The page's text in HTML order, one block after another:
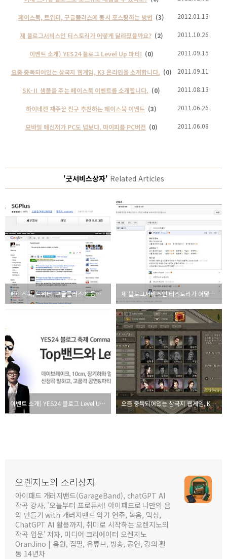
페이스북, 트위터, 구글플러스에 동시 포스팅하는 방법 (3) 2012.01.13
제 블로그서비스인 티스토리가 어떻게 달라졌을까요? (2) 2011.10.26
이벤트 소개) YES24 블로그 Level Up 파티! (0) 2011.09.15
요즘 중독되어있는 삼국지 웹게임, K3 온라인을 소개합니다. (0) 2011.09.11
SK-Ⅱ 샘플을 주는 페이스북 이벤트를 소개합니다. (0) 2011.08.13
하이네켄 재주꾼 친구 추천하는 페이스북 이벤트 (3) 2011.06.26
모바일 메신저가 PC도 넘보다. 마이피플 PC버전 (0) 2011.06.08
'굿서비스상자' Related Articles
페이스북, 트위터, 구글플러스에 동시 포스팅하는 방법 제 블로그서비스인 티스토리가 어떻게 달라졌을까요?
이벤트 소개) YES24 블로그 Level Up 파티! 요즘 중독되어있는 삼국지 웹게임, K3 온라인을 소개합니다.
오렌지노의 소리상자
아이패드 개러지밴드(GarageBand), chatGPT AI
작곡 강사, '오늘부터 프로듀서! 아이패드로 나만의 음
악 만들기 with 개러지밴드 악기 연주, 녹음, 믹싱,
ChatGPT AI 활용까지, 취미로 시작하는 오렌지노의
작곡 입문' 저자, 미디어 크리에이터 오렌지노
OranJino | 음원, 집필, 유튜브, 방송, 공연, 강의 활
동 14년차